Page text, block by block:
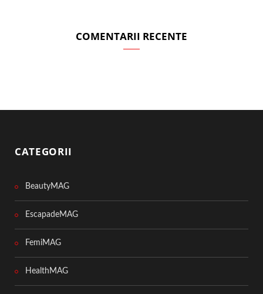
COMENTARII RECENTE
CATEGORII
BeautyMAG
EscapadeMAG
FemiMAG
HealthMAG